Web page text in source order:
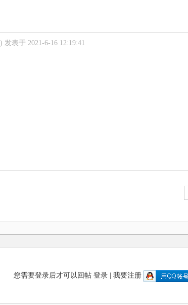
发表于 2021-6-16 12:19:41
您需要登录后才可以回帖 登录| 我要注册